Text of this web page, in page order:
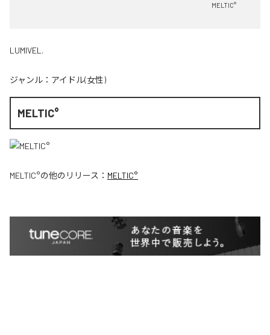
MELTIC°
LUMIVEL.
ジャンル： アイドル(女性)
MELTIC°
MELTIC°の他のリリース： MELTIC°